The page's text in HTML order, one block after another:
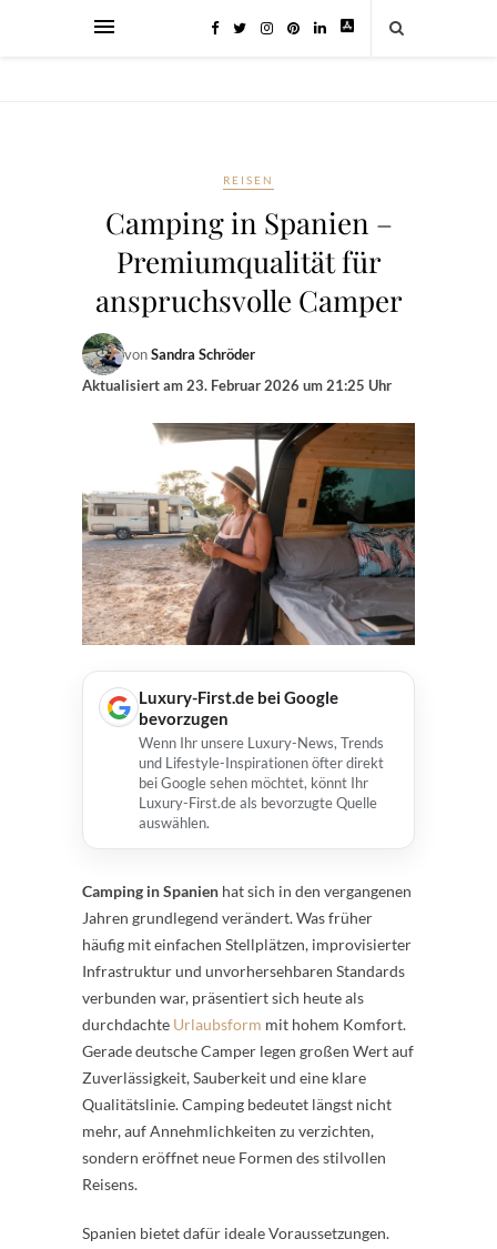
REISEN
Camping in Spanien –
Premiumqualität für
anspruchsvolle Camper
vonSandra Schröder
Aktualisiert am23. Februar 2026 um 21:25 Uhr
Luxury-First.de bei Google
bevorzugen
Wenn Ihr unsere Luxury-News, Trends
und Lifestyle-Inspirationen öfter direkt
bei Google sehen möchtet, könnt Ihr
Luxury-First.de als bevorzugte Quelle
auswählen.
Camping in Spanien hat sich in den vergangenen
Jahren grundlegend verändert. Was früher
häufig mit einfachen Stellplätzen, improvisierter
Infrastruktur und unvorhersehbaren Standards
verbunden war, präsentiert sich heute als
durchdachte Urlaubsform mit hohem Komfort.
Gerade deutsche Camper legen großen Wert auf
Zuverlässigkeit, Sauberkeit und eine klare
Qualitätslinie. Camping bedeutet längst nicht
mehr, auf Annehmlichkeiten zu verzichten,
sondern eröffnet neue Formen des stilvollen
Reisens.
Spanien bietet dafür ideale Voraussetzungen.